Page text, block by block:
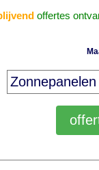
offertes